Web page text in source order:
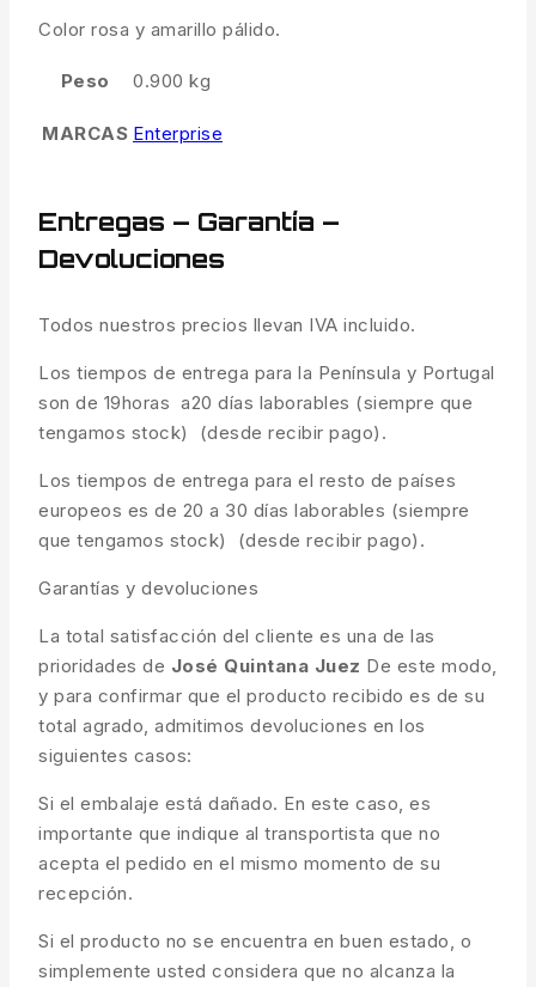
Color rosa y amarillo pálido.
Peso 0.900 kg
MARCAS Enterprise
Entregas – Garantía –
Devoluciones
Todos nuestros precios llevan IVA incluido.
Los tiempos de entrega para la Península y Portugal
son de 19horas a20 días laborables (siempre que
tengamos stock) (desde recibir pago).
Los tiempos de entrega para el resto de países
europeos es de 20 a 30 días laborables (siempre
que tengamos stock) (desde recibir pago).
Garantías y devoluciones
La total satisfacción del cliente es una de las
prioridades de José Quintana Juez De este modo,
y para confirmar que el producto recibido es de su
total agrado, admitimos devoluciones en los
siguientes casos:
Si el embalaje está dañado. En este caso, es
importante que indique al transportista que no
acepta el pedido en el mismo momento de su
recepción.
Si el producto no se encuentra en buen estado, o
simplemente usted considera que no alcanza la